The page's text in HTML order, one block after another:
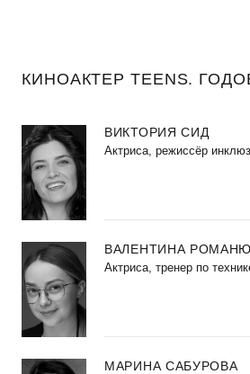
КИНОАКТЕР TEENS.
ВИКТОРИЯ СИД
Актриса, режиссёр
ВАЛЕНТИНА
Актриса, тренер по
МАРИНА САБУРОВА